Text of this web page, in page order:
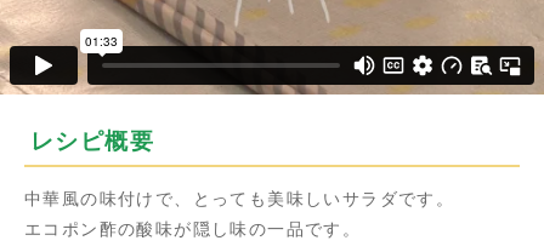
レシピ概要
中華風の味付けで、とっても美味しいサラダです。
エコポン酢の酸味が隠し味の一品です。